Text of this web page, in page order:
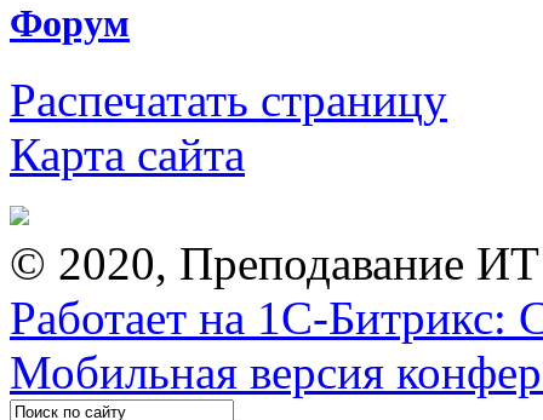
Форум
Распечатать страницу
Карта сайта
© 2020, Преподавание
Работает на 1С-Битрикс:
Мобильная версия